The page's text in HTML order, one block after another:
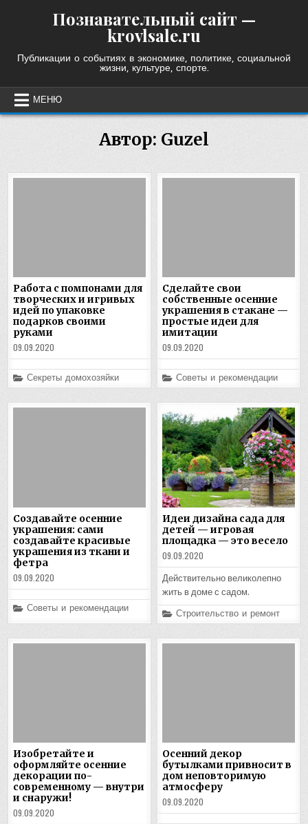
Познавательный сайт —
krovlsale.ru
Публикации о событиях в экономике, политике, социальной
жизни, культуре, спорте.
МЕНЮ
Автор: Guzel
Работа с помпонами для
творческих и игривых
идей по упаковке
подарков своими
руками
09.09.2020
Posted
in
Секреты домохозяйки
Сделайте свои
собственные осенние
украшения в стакане —
простые идеи для
имитации
09.09.2020
Posted
in
Советы и рекомендации
Создавайте осенние
украшения: сами
создавайте красивые
украшения из ткани и
фетра
09.09.2020
Posted
Советы и рекомендации
Идеи дизайна сада для
детей — игровая
площадка — это весело
09.09.2020
Действительно великолепно
жить в доме с садом.
Posted
in
Строительство и ремонт
Изобретайте и
оформляйте осенние
декорации по-
современному — внутри
и снаружи!
09.09.2020
Осенний декор
бутылками привносит в
дом неповторимую
атмосферу
09.09.2020